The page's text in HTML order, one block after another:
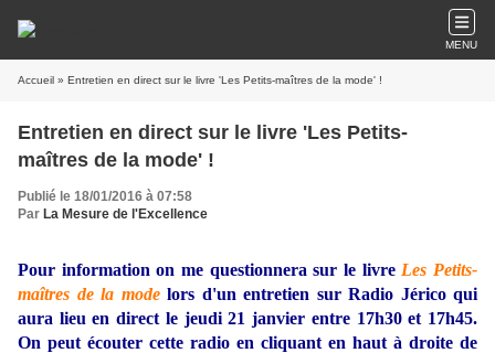
MENU
Accueil » Entretien en direct sur le livre 'Les Petits-maîtres de la mode' !
Entretien en direct sur le livre 'Les Petits-
maîtres de la mode' !
Publié le 18/01/2016 à 07:58
Par La Mesure de l'Excellence
Pour information on me questionnera sur le livre Les Petits-
maîtres de la modelors d'un entretien sur Radio Jérico qui
aura lieu en direct le jeudi 21 janvier entre 17h30 et 17h45.
On peut écouter cette radio en cliquant en haut à droite de